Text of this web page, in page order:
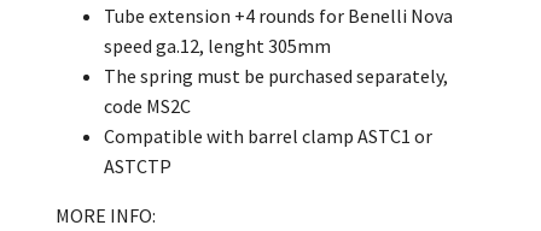
Tube extension +4 rounds for Benelli Nova
speed ga.12, lenght 305mm
The spring must be purchased separately,
code MS2C
Compatible with barrel clamp ASTC1 or
ASTCTP
MORE INFO: